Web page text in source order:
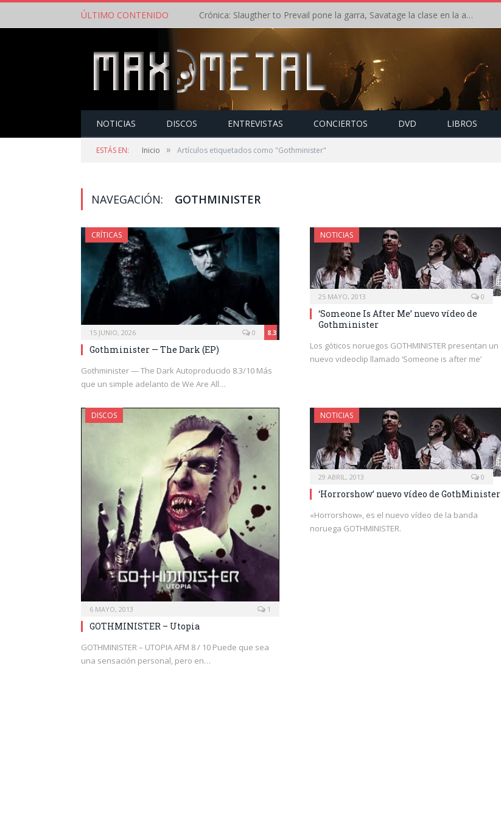
ÚLTIMO CONTENIDO Crónica: Slaugther to Prevail pone la garra, Savatage la clase en la apertura del Leyendas del Rock – Miércoles – Agosto 2026
NOTICIAS DISCOS ENTREVISTAS CONCIERTOS DVD LIBROS
ESTÁS EN: Inicio » Artículos etiquetados como "Gothminister"
NAVEGACIÓN: GOTHMINISTER
CRÍTICAS
15 JUNIO, 2026 8.3
0
Gothminister — The Dark (EP)
Gothminister — The Dark Autoproducido 8.3/10 Más
que un simple adelanto de We Are All…
NOTICIAS
25 MAYO, 2013 0
‘Someone Is After Me’ nuevo vídeo de
Gothminister
Los góticos noruegos GOTHMINISTER presentan un
nuevo videoclip llamado ‘Someone is after me’
DISCOS
6 MAYO, 2013 1
GOTHMINISTER – Utopia
GOTHMINISTER – UTOPIA AFM 8 / 10 Puede que sea
una sensación personal, pero en…
NOTICIAS
29 ABRIL, 2013 0
‘Horrorshow’ nuevo vídeo de GothMinister
«Horrorshow», es el nuevo vídeo de la banda
noruega GOTHMINISTER.